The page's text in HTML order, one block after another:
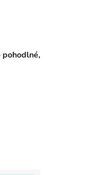
pohodlné,